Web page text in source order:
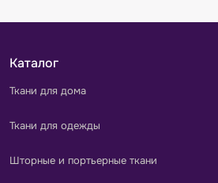
Каталог
Ткани для дома
Ткани для одежды
Шторные и портьерные ткани